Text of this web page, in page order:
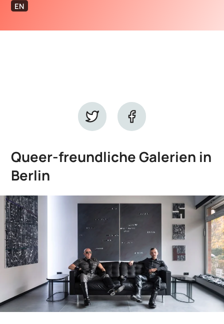
EN
Queer-freundliche Galerien in
Berlin